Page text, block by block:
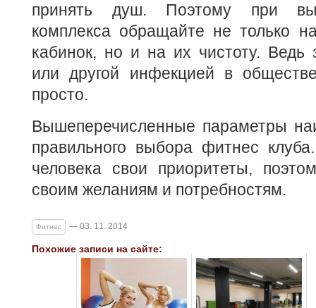
принять душ. Поэтому при
комплекса обращайте не только
кабинок, но и на их чистоту. Ведь
или другой инфекцией в
просто.
Вышеперечисленные параметры
правильного выбора фитнес
человека свои приоритеты,
своим желаниям и потребностям.
Фитнес — 03. 11. 2014
Похожие записи на сайте: